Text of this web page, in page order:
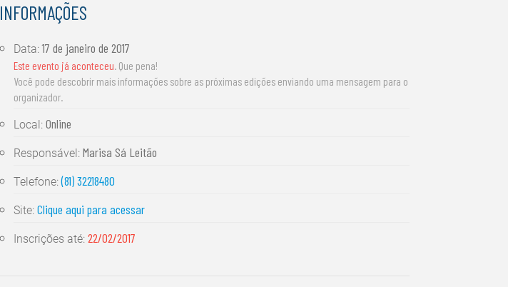
INFORMAÇÕES
Data:17 de janeiro de 2017
Este evento já aconteceu. Que pena!
Você pode descobrir mais informações sobre as próximas edições enviando uma mensagem para o
organizador.
Local:Online
Responsável:Marisa Sá Leitão
Telefone:(81) 32218480
Site:Clique aqui para acessar
Inscrições até:22/02/2017